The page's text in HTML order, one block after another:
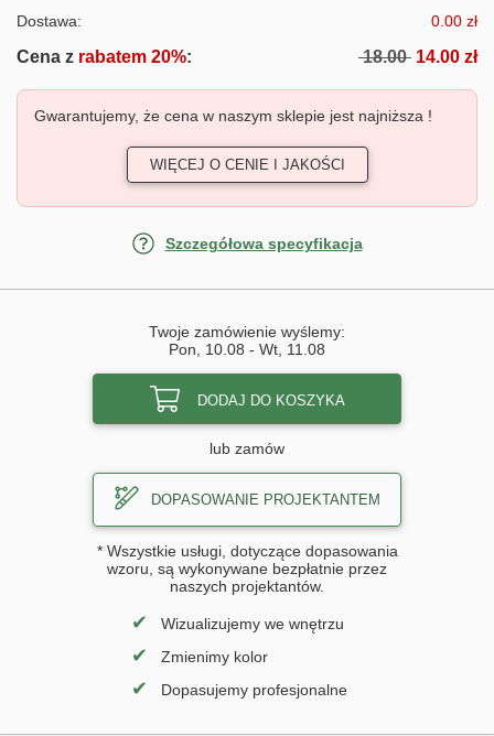
Dostawa: 0.00 zł
Cena z rabatem 20%: 18.00 14.00 zł
Gwarantujemy, że cena w naszym sklepie jest najniższa !
WIĘCEJ O CENIE I JAKOŚCI
Szczegółowa specyfikacja
Twoje zamówienie wyślemy:
Pon, 10.08 - Wt, 11.08
DODAJ DO KOSZYKA
lub zamów
DOPASOWANIE PROJEKTANTEM
* Wszystkie usługi, dotyczące dopasowania
wzoru, są wykonywane bezpłatnie przez
naszych projektantów.
✔ Wizualizujemy we wnętrzu
✔ Zmienimy kolor
✔ Dopasujemy profesjonalne